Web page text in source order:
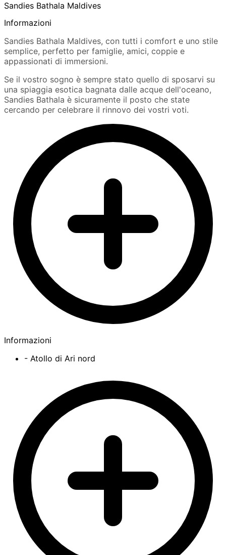
Sandies Bathala Maldives
Informazioni
Sandies Bathala Maldives, con tutti i comfort e uno stile
semplice, perfetto per famiglie, amici, coppie e
appassionati di immersioni.
Se il vostro sogno è sempre stato quello di sposarvi su
una spiaggia esotica bagnata dalle acque dell'oceano,
Sandies Bathala è sicuramente il posto che state
cercando per celebrare il rinnovo dei vostri voti.
Informazioni
- Atollo di Ari nord